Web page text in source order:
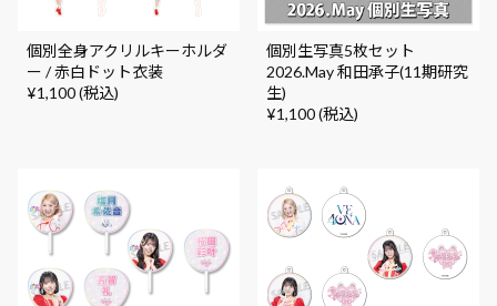
個別全身アクリルキーホルダ
ー / 赤白ドット衣装
¥1,100 (税込)
個別生写真5枚セット
2026.May 和田承子(11期研究
生)
¥1,100 (税込)